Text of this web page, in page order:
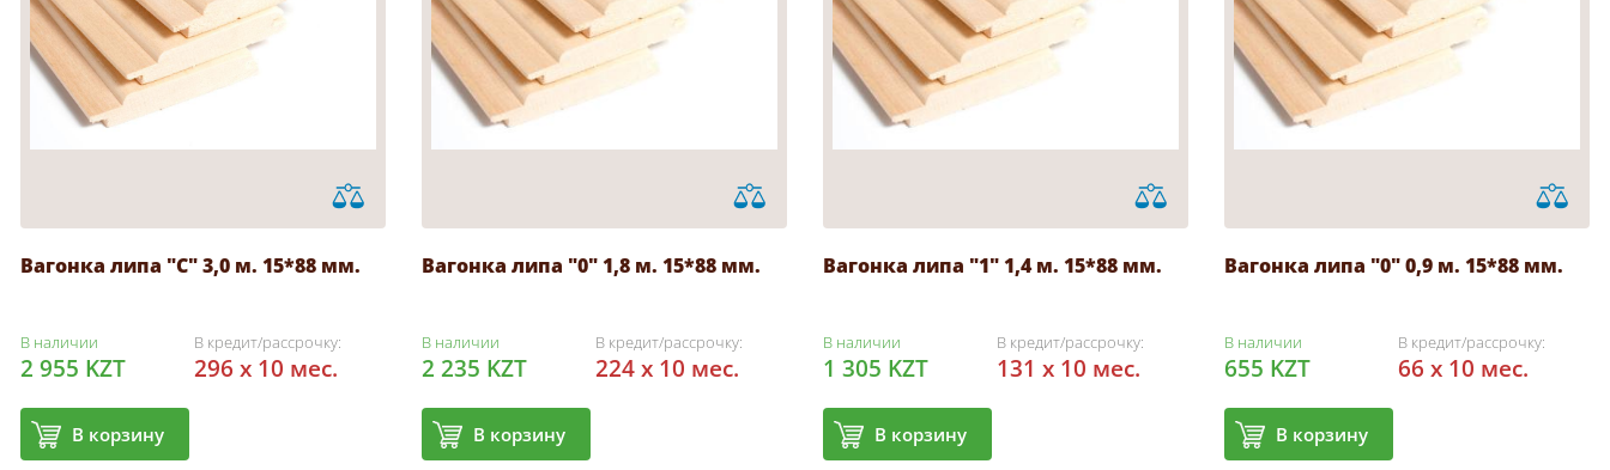
Вагонка липа "С" 3,0 м. 15*88 мм.
В наличии
2 955 KZT
В корзину
В кредит/рассрочку:
296 x 10 мес.
Вагонка липа "0" 1,8 м. 15*88 мм.
В наличии
2 235 KZT
В корзину
В кредит/рассрочку:
224 x 10 мес.
Вагонка липа "1" 1,4 м. 15*88 мм.
В наличии
1 305 KZT
В корзину
В кредит/рассрочку:
131 x 10 мес.
Вагонка липа "0" 0,9 м. 15*88 мм.
В наличии
655 KZT
В корзину
В кредит/рассрочку:
66 x 10 мес.